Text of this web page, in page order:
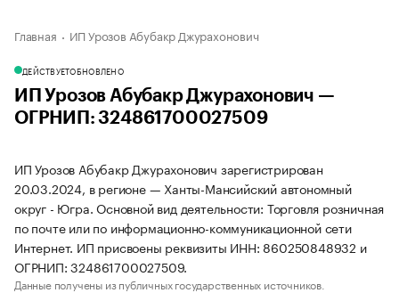
Главная ИП Урозов Абубакр Джурахонович
ДЕЙСТВУЕТОБНОВЛЕНО
ИП Урозов Абубакр Джурахонович —
ОГРНИП: 324861700027509
ИП Урозов Абубакр Джурахонович зарегистрирован
20.03.2024, в регионе — Ханты-Мансийский автономный
округ - Югра. Основной вид деятельности: Торговля розничная
по почте или по информационно-коммуникационной сети
Интернет. ИП присвоены реквизиты ИНН: 860250848932 и
ОГРНИП: 324861700027509.
Данные получены из публичных государственных источников.